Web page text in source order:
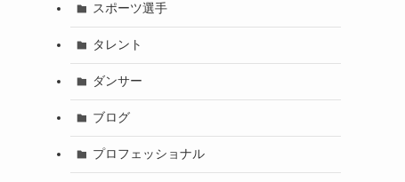
スポーツ選手
タレント
ダンサー
ブログ
プロフェッショナル